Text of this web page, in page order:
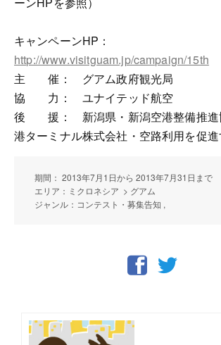
キャンペーンHP：
http://www.visitguam.jp/campaign/15th
主 催： グアム政府観光局
協 力： ユナイテッド航空
後 援： 新潟県・新潟空港整備推進
港ターミナル株式会社・空路利用を促
期間： 2013年7月1日から 2013年7月31日まで
エリア：ミクロネシア > グアム
ジャンル：コンテスト・募集告知 ,